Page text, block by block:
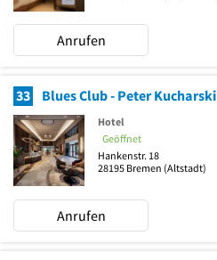
Anrufen
33 Blues Club - Peter Kucharski
Hotel
Geöffnet
Hankenstr. 18
28195 Bremen (Altstadt)
Anrufen